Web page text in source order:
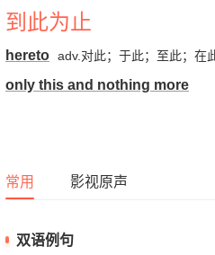
到此为止
hereto adv.对此；于此；至此；在
only this and nothing more
常用 影视原声
双语例句